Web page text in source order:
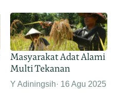
Masyarakat Adat Alami
Multi Tekanan
Y Adiningsih 16 Agu 2025